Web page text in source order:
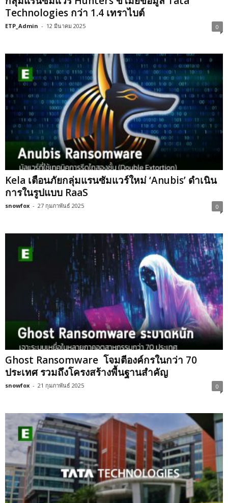
Technologies กว่า 1.4 เทราไบต์
ETP_Admin - 12 มีนาคม 2025 0
Kela เตือนภัยกลุ่มแรนซัมแวร์ใหม่ ‘Anubis’ ดำเนิน
การในรูปแบบ RaaS
snowfox - 27 กุมภาพันธ์ 2025 0
Ghost Ransomware โจมตีองค์กรในกว่า 70
ประเทศ รวมถึงโครงสร้างพื้นฐานสำคัญ
snowfox - 21 กุมภาพันธ์ 2025 0